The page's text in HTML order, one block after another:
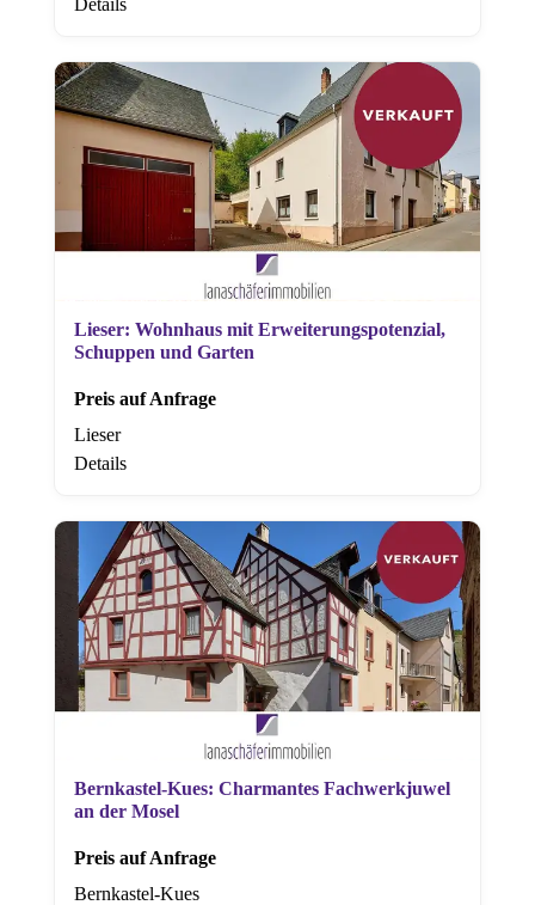
Details
Lieser: Wohnhaus mit Erweiterungspotenzial,
Schuppen und Garten
Preis auf Anfrage
Lieser
Details
Bernkastel-Kues: Charmantes Fachwerkjuwel
an der Mosel
Preis auf Anfrage
Bernkastel-Kues